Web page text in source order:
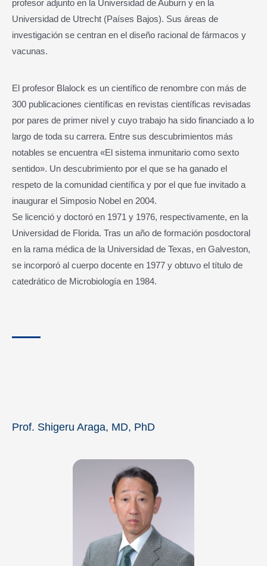
profesor adjunto en la Universidad de Auburn y en la
Universidad de Utrecht (Países Bajos). Sus áreas de
investigación se centran en el diseño racional de fármacos y
vacunas.
El profesor Blalock es un científico de renombre con más de
300 publicaciones científicas en revistas científicas revisadas
por pares de primer nivel y cuyo trabajo ha sido financiado a lo
largo de toda su carrera. Entre sus descubrimientos más
notables se encuentra «El sistema inmunitario como sexto
sentido». Un descubrimiento por el que se ha ganado el
respeto de la comunidad científica y por el que fue invitado a
inaugurar el Simposio Nobel en 2004.
Se licenció y doctoró en 1971 y 1976, respectivamente, en la
Universidad de Florida. Tras un año de formación posdoctoral
en la rama médica de la Universidad de Texas, en Galveston,
se incorporó al cuerpo docente en 1977 y obtuvo el título de
catedrático de Microbiología en 1984.
Prof. Shigeru Araga, MD, PhD